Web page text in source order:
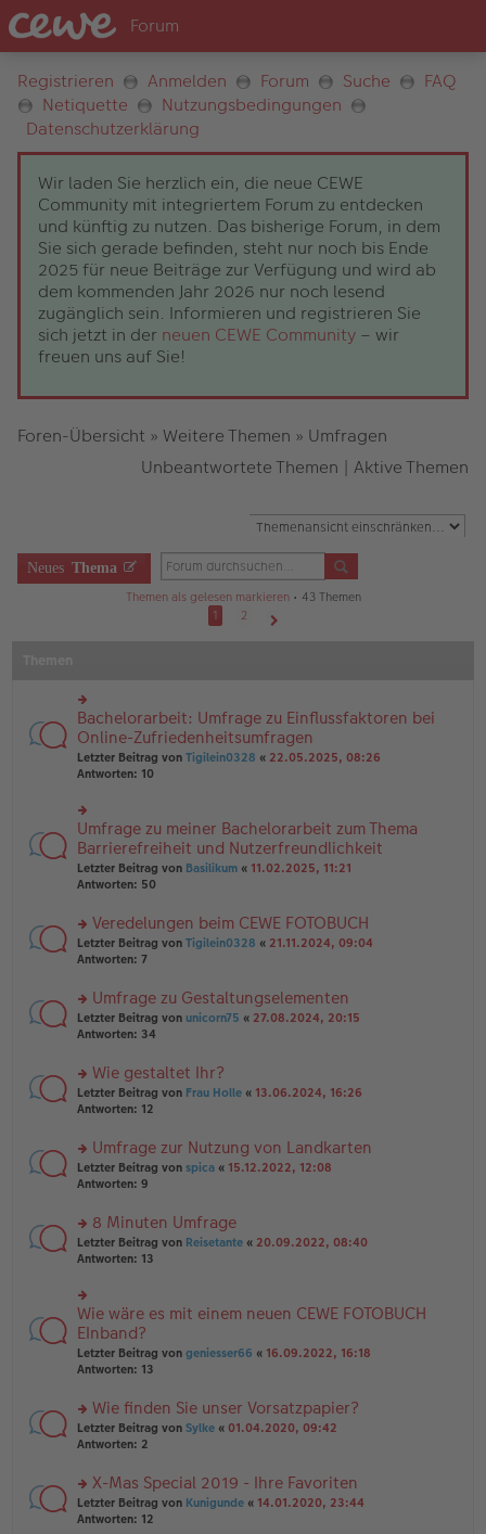
Registrieren Anmelden Forum Suche
FAQ
Netiquette
Nutzungsbedingungen
Datenschutzerklärung
Wir laden Sie herzlich ein, die neue CEWE
Community mit integriertem Forum zu entdecken
und künftig zu nutzen. Das bisherige Forum, in dem
Sie sich gerade befinden, steht nur noch bis Ende
2025 für neue Beiträge zur Verfügung und wird ab
dem kommenden Jahr 2026 nur noch lesend
zugänglich sein. Informieren und registrieren Sie
sich jetzt in der neuen CEWE Community – wir
freuen uns auf Sie!
Foren-Übersicht » Weitere Themen » Umfragen
Unbeantwortete Themen | Aktive Themen
Neues Thema
Themen als gelesen markieren• 43 Themen
1
2
rs
te
r
u
n
el
es
e
n
er
tr
a
g
Bachelorarbeit: Umfrage zu Einflussfaktoren bei
Online-Zufriedenheitsumfragen
Letzter Beitrag von Tigilein0328 « 22.05.2025, 08:26
Antworten: 10
rs
te
r
u
n
el
es
e
B
ei
tr
g
Umfrage zu meiner Bachelorarbeit zum Thema
Barrierefreiheit und Nutzerfreundlichkeit
Letzter Beitrag von Basilikum « 11.02.2025, 11:21
Antworten: 50
rs
te
n
g
el
e
n
er
tr
a
g
Veredelungen beim CEWE FOTOBUCH
Letzter Beitrag von Tigilein0328 « 21.11.2024, 09:04
Antworten: 7
rs
te
n
g
el
e
n
er
tr
a
g
Umfrage zu Gestaltungselementen
Letzter Beitrag von unicorn75 « 27.08.2024, 20:15
Antworten: 34
rs
te
n
g
el
e
n
er
tr
a
g
Wie gestaltet Ihr?
Letzter Beitrag von Frau Holle « 13.06.2024, 16:26
Antworten: 12
rs
te
n
g
el
e
n
er
B
ei
tr
g
Umfrage zur Nutzung von Landkarten
Letzter Beitrag von spica « 15.12.2022, 12:08
Antworten: 9
rs
te
u
n
g
el
es
e
er
B
ei
tr
g
8 Minuten Umfrage
Letzter Beitrag von Reisetante « 20.09.2022, 08:40
Antworten: 13
rs
te
r
u
n
el
es
e
B
ei
tr
Wie wäre es mit einem neuen CEWE FOTOBUCH
EInband?
Letzter Beitrag von geniesser66 « 16.09.2022, 16:18
Antworten: 13
rs
te
n
g
el
Wie finden Sie unser Vorsatzpapier?
Letzter Beitrag von Sylke « 01.04.2020, 09:42
Antworten: 2
rs
te
X-Mas Special 2019 - Ihre Favoriten
Letzter Beitrag von Kunigunde « 14.01.2020, 23:44
Antworten: 12